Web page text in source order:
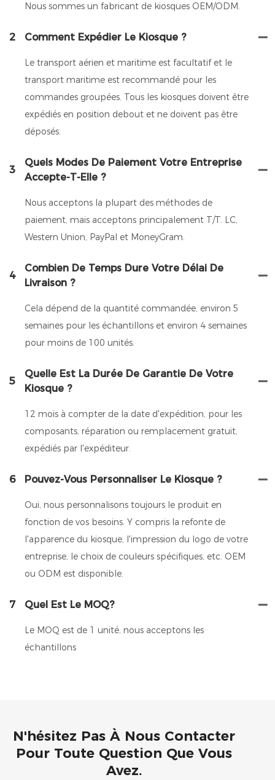
Nous sommes un fabricant de kiosques OEM/ODM.
2 Comment Expédier Le Kiosque ?
Le transport aérien et maritime est facultatif et le
transport maritime est recommandé pour les
commandes groupées. Tous les kiosques doivent être
expédiés en position debout et ne doivent pas être
déposés.
3
Quels Modes De Paiement Votre Entreprise
Accepte-T-Elle ?
Nous acceptons la plupart des méthodes de
paiement, mais acceptons principalement T/T. LC,
Western Union, PayPal et MoneyGram.
4
Combien De Temps Dure Votre Délai De
Livraison ?
Cela dépend de la quantité commandée, environ 5
semaines pour les échantillons et environ 4 semaines
pour moins de 100 unités.
5
Quelle Est La Durée De Garantie De Votre
Kiosque ?
12 mois à compter de la date d'expédition, pour les
composants, réparation ou remplacement gratuit,
expédiés par l'expéditeur.
6 Pouvez-Vous Personnaliser Le Kiosque ?
Oui, nous personnalisons toujours le produit en
fonction de vos besoins. Y compris la refonte de
l'apparence du kiosque, l'impression du logo de votre
entreprise, le choix de couleurs spécifiques, etc. OEM
ou ODM est disponible.
7 Quel Est Le MOQ?
Le MOQ est de 1 unité, nous acceptons les
échantillons
N'hésitez Pas À Nous Contacter
Pour Toute Question Que Vous
Avez.